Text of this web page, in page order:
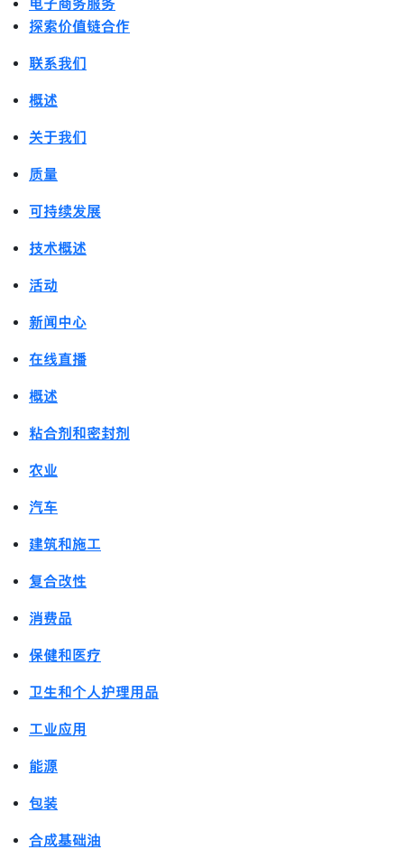
电子商务服务
探索价值链合作
联系我们
概述
关于我们
质量
可持续发展
技术概述
活动
新闻中心
在线直播
概述
粘合剂和密封剂
农业
汽车
建筑和施工
复合改性
消费品
保健和医疗
卫生和个人护理用品
工业应用
能源
包装
合成基础油